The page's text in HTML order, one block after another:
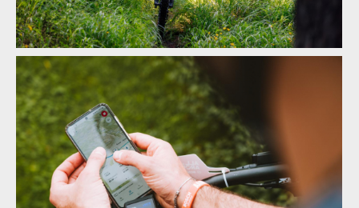
Report: ALLAROUND 2024 - třídenní etapák z Aosty do Aosty -
7600 metrů z kopce na 160 km
Report: ALLAROUND 2024 - třídenní etapák z Aosty do Aosty -
7600 metrů z kopce na 160 km